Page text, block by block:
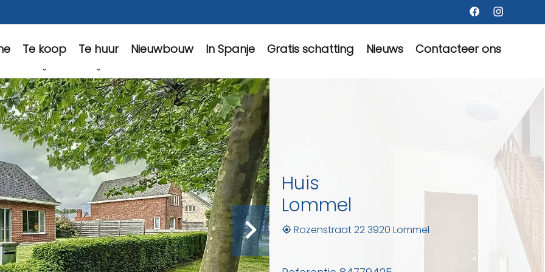
Te koop Te huur Nieuwbouw In Spanje Gratis schatting Nieuws Contacteer ons
Huis
Lommel
Rozenstraat 22 3920 Lommel